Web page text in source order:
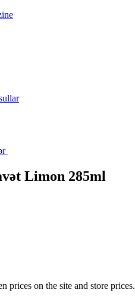
Limon 285ml
prices on the site and store prices.